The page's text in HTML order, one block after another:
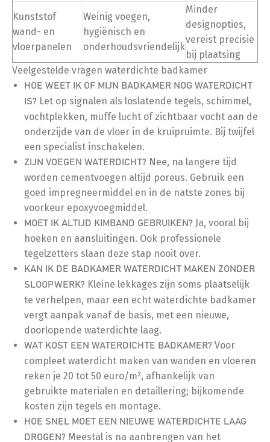
Kunststof
wand- en
vloerpanelen
Weinig voegen,
hygiënisch en
onderhoudsvriendelijk
Minder
designopties,
vereist precisie
bij plaatsing
Veelgestelde vragen waterdichte badkamer
HOE WEET IK OF MIJN BADKAMER NOG WATERDICHT
IS? Let op signalen als loslatende tegels, schimmel,
vochtplekken, muffe lucht of zichtbaar vocht aan de
onderzijde van de vloer in de kruipruimte. Bij twijfel
een specialist inschakelen.
ZIJN VOEGEN WATERDICHT? Nee, na langere tijd
worden cementvoegen altijd poreus. Gebruik een
goed impregneermiddel en in de natste zones bij
voorkeur epoxyvoegmiddel.
MOET IK ALTIJD KIMBAND GEBRUIKEN? Ja, vooral bij
hoeken en aansluitingen. Ook professionele
tegelzetters slaan deze stap nooit over.
KAN IK DE BADKAMER WATERDICHT MAKEN ZONDER
SLOOPWERK? Kleine lekkages zijn soms plaatselijk
te verhelpen, maar een echt waterdichte badkamer
vergt aanpak vanaf de basis, met een nieuwe,
doorlopende waterdichte laag.
WAT KOST EEN WATERDICHTE BADKAMER? Voor
compleet waterdicht maken van wanden en vloeren
reken je 20 tot 50 euro/m², afhankelijk van
gebruikte materialen en detaillering; bijkomende
kosten zijn tegels en montage.
HOE SNEL MOET EEN NIEUWE WATERDICHTE LAAG
DROGEN? Meestal is na aanbrengen van het